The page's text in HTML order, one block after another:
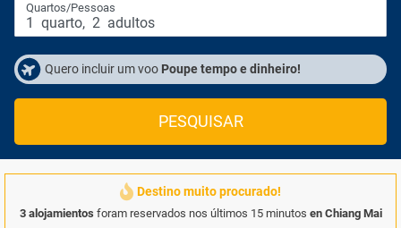
Quartos/Pessoas
1 quarto, 2 adultos
Quero incluir um voo Poupe tempo e dinheiro!
PESQUISAR
Destino muito procurado!
3 alojamientos foram reservados nos últimos 15 minutos en Chiang Mai